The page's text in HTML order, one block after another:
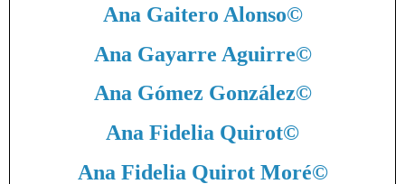
Ana Gaitero Alonso©
Ana Gayarre Aguirre©
Ana Gómez González©
Ana Fidelia Quirot©
Ana Fidelia Quirot Moré©